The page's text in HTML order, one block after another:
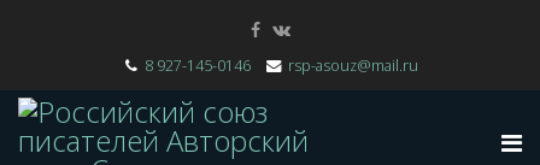
8 927-145-0146 rsp-asouz@mail.ru